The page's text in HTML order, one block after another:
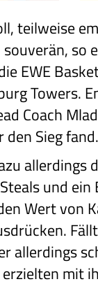
teilweise
so
EWE
Towers.
Coach
Sieg fand.
allerdings
und
Wert von
allerdings
erzielten mit